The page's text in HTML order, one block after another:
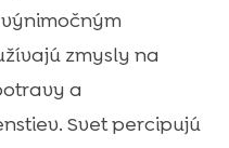
zmysly na
a
Svet percipujú